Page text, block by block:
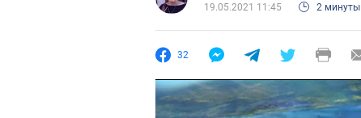
19.05.2021 11:45
2 минуты
32